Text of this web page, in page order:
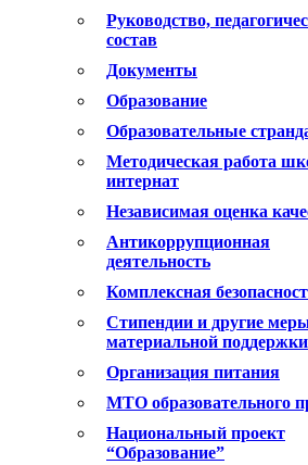
Руководство,
состав
Документы
Образование
Образовательные
Методическая работа
интернат
Независимая оценка
Антикоррупционная
деятельность
Комплексная
Стипендии и другие
материальной поддержки
Организация питания
МТО образовательного
Национальный проект
“Образование”